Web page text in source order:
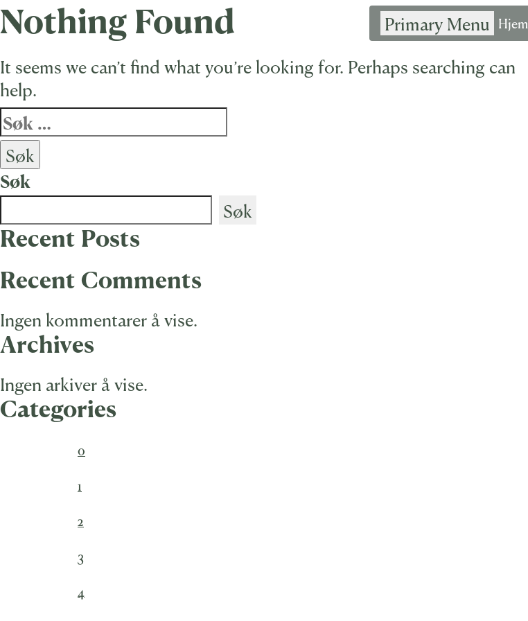
Skip
to
content
Primary Menu Hjem
Nothing Found
It seems we can’t find what you’re looking for. Perhaps searching can
help.
Søk
etter:
Søk
Søk
Recent Posts
Recent Comments
Ingen kommentarer å vise.
Archives
Ingen arkiver å vise.
Categories
0
1
2
3
4